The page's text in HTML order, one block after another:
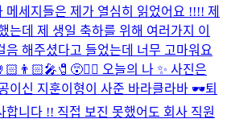
메세지들은 제가 열심히 읽었어요 !!!! 제
는데 제 생일 축하를 위해 여러가지 이
음 해주셨다고 들었는데 너무 고마워요
오늘의 나 ✨ 사진은
이신 지훈이형이 사준 바라클라바 🕶퇴
합니다 !! 직접 보진 못했어도 회사 직원